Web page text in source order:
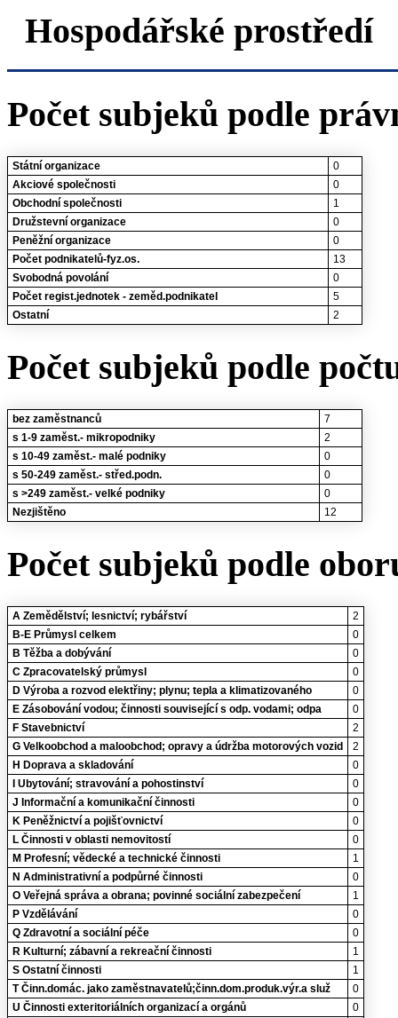
Hospodářské prostředí
Počet subjeků podle
Státní organizace
0
Akciové společnosti
0
Obchodní společnosti
1
Družstevní organizace
0
Peněžní organizace
0
Počet podnikatelů-fyz.os.
13
Svobodná povolání
0
Počet regist.jednotek - zeměd.podnikatel
5
Ostatní
2
Počet subjeků podle
bez zaměstnanců
7
s 1-9 zaměst.- mikropodniky
2
s 10-49 zaměst.- malé podniky
0
s 50-249 zaměst.- střed.podn.
0
s >249 zaměst.- velké podniky
0
Nezjištěno
12
Počet subjeků podle
A Zemědělství; lesnictví; rybářství
2
B-E Průmysl celkem
0
B Těžba a dobývání
0
C Zpracovatelský průmysl
0
D Výroba a rozvod elektřiny; plynu; tepla a klimatizovaného
0
E Zásobování vodou; činnosti související s odp. vodami; odpa
0
F Stavebnictví
2
G Velkoobchod a maloobchod; opravy a údržba motorových vozid
2
H Doprava a skladování
0
I Ubytování; stravování a pohostinství
0
J Informační a komunikační činnosti
0
K Peněžnictví a pojišťovnictví
0
L Činnosti v oblasti nemovitostí
0
M Profesní; vědecké a technické činnosti
1
N Administrativní a podpůrné činnosti
0
O Veřejná správa a obrana; povinné sociální zabezpečení
1
P Vzdělávání
0
Q Zdravotní a sociální péče
0
R Kulturní; zábavní a rekreační činnosti
1
S Ostatní činnosti
1
T Činn.domác. jako zaměstnavatelů;činn.dom.produk.výr.a služ
0
U Činnosti exteritoriálních organizací a orgánů
0